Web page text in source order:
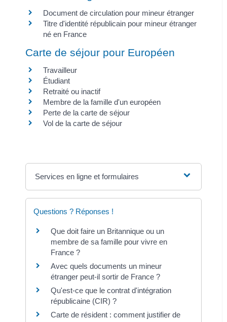
Document de circulation pour mineur étranger
Titre d'identité républicain pour mineur étranger
né en France
Carte de séjour pour Européen
Travailleur
Étudiant
Retraité ou inactif
Membre de la famille d'un européen
Perte de la carte de séjour
Vol de la carte de séjour
Services en ligne et formulaires
Questions ? Réponses !
Que doit faire un Britannique ou un
membre de sa famille pour vivre en
France ?
Avec quels documents un mineur
étranger peut-il sortir de France ?
Qu'est-ce que le contrat d'intégration
républicaine (CIR) ?
Carte de résident : comment justifier de